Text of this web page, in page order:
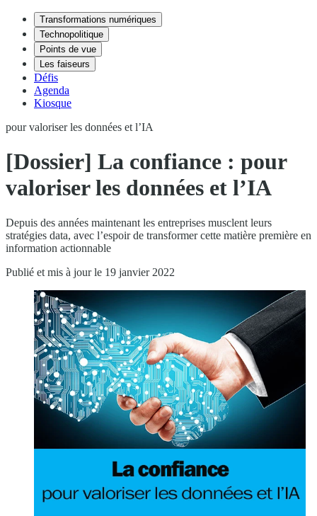
Transformations numériques
Technopolitique
Points de vue
Les faiseurs
Défis
Agenda
Kiosque
pour valoriser les données et l’IA
[Dossier] La confiance : pour
valoriser les données et l’IA
Depuis des années maintenant les entreprises musclent leurs
stratégies data, avec l’espoir de transformer cette matière première en
information actionnable
Publié et mis à jour le 19 janvier 2022